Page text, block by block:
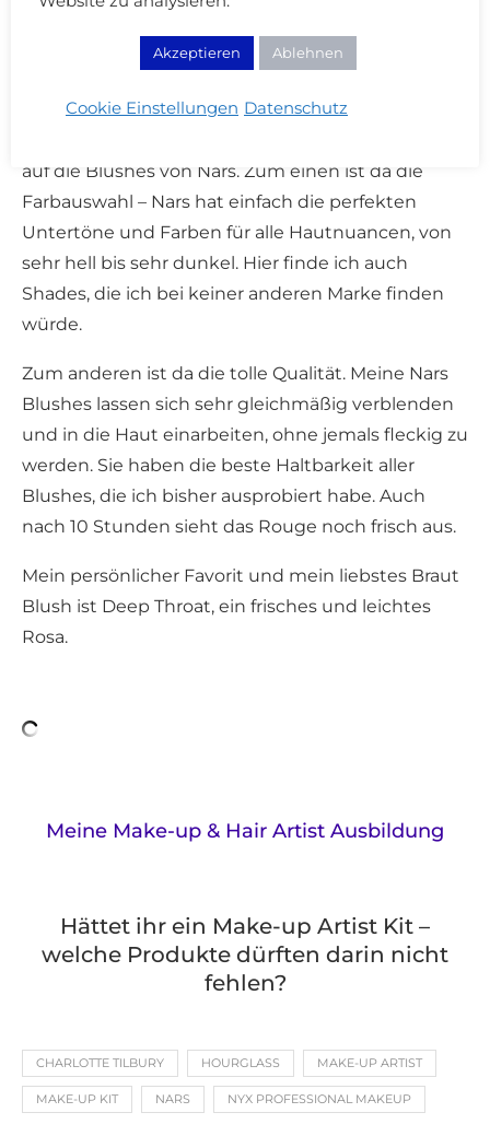
Make-up Kit Blush:
auf die Blushes von Nars. Zum einen ist da die
Farbauswahl – Nars hat einfach die perfekten
Untertöne und Farben für alle Hautnuancen, von
sehr hell bis sehr dunkel. Hier finde ich auch
Shades, die ich bei keiner anderen Marke finden
würde.
Zum anderen ist da die tolle Qualität. Meine Nars
Blushes lassen sich sehr gleichmäßig verblenden
und in die Haut einarbeiten, ohne jemals fleckig zu
werden. Sie haben die beste Haltbarkeit aller
Blushes, die ich bisher ausprobiert habe. Auch
nach 10 Stunden sieht das Rouge noch frisch aus.
Mein persönlicher Favorit und mein liebstes Braut
Blush ist Deep Throat, ein frisches und leichtes
Rosa.
Meine Make-up & Hair Artist Ausbildung
Hättet ihr ein Make-up Artist Kit –
welche Produkte dürften darin nicht
fehlen?
CHARLOTTE TILBURY HOURGLASS MAKE-UP ARTIST
MAKE-UP KIT NARS NYX PROFESSIONAL MAKEUP
Akzeptieren Ablehnen
Cookie Einstellungen Datenschutz